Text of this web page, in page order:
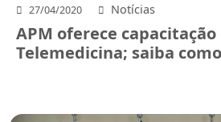
27/04/2020 Notícias
APM oferece capacitação
Telemedicina; saiba